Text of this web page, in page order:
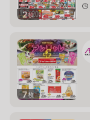
2枚
7枚